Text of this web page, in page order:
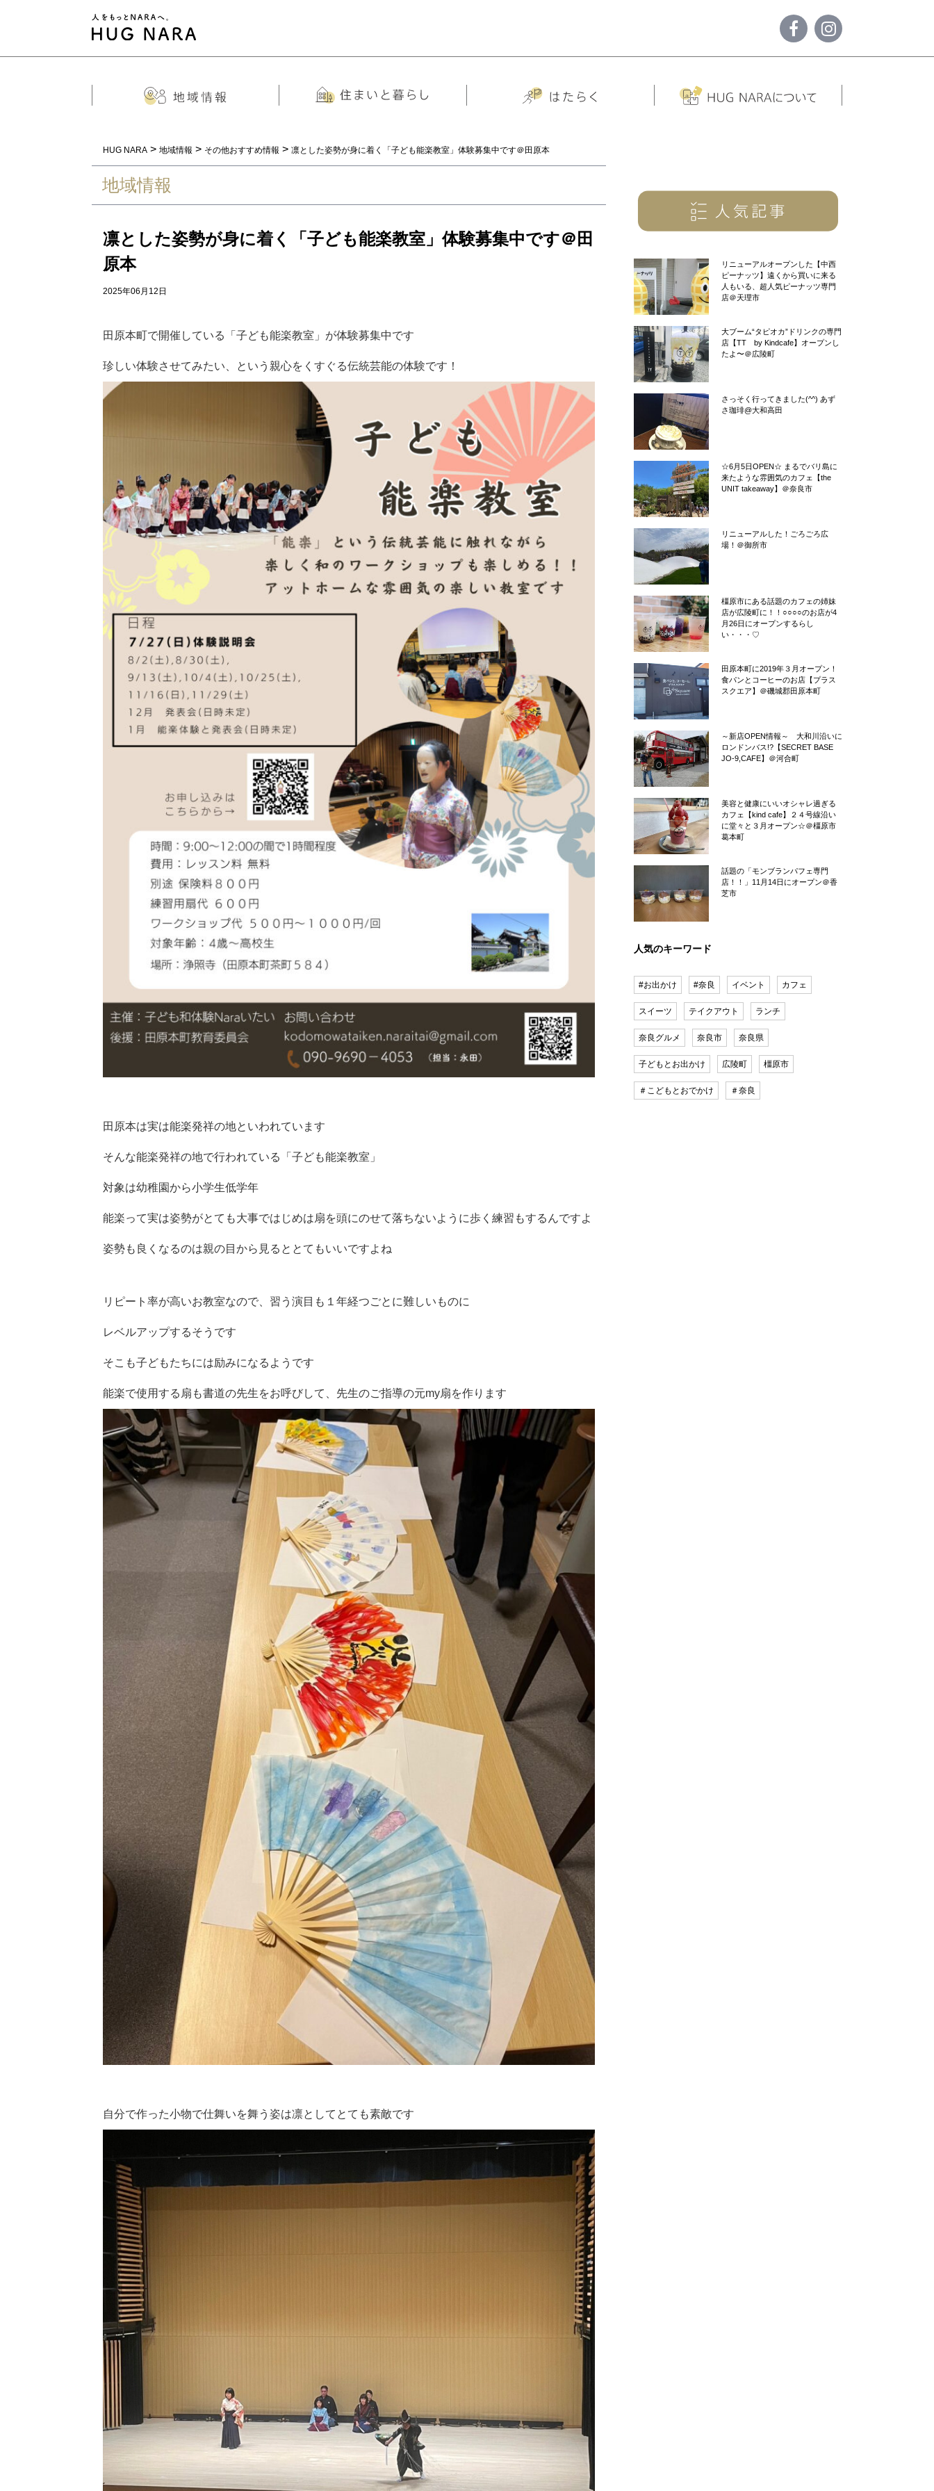
HUG NARA > 地域情報 > その他おすすめ情報 > 凛とした姿勢が身に着く「子ども能楽教室」体験募集中です＠田原本
地域情報
凛とした姿勢が身に着く「子ども能楽教室」体験募集中です＠田
原本
2025年06月12日
田原本町で開催している「子ども能楽教室」が体験募集中です
珍しい体験させてみたい、という親心をくすぐる伝統芸能の体験です！
田原本は実は能楽発祥の地といわれています
そんな能楽発祥の地で行われている「子ども能楽教室」
対象は幼稚園から小学生低学年
能楽って実は姿勢がとても大事ではじめは扇を頭にのせて落ちないように歩く練習もするんですよ
姿勢も良くなるのは親の目から見るととてもいいですよね
リピート率が高いお教室なので、習う演目も１年経つごとに難しいものに
レベルアップするそうです
そこも子どもたちには励みになるようです
能楽で使用する扇も書道の先生をお呼びして、先生のご指導の元my扇を作ります
自分で作った小物で仕舞いを舞う姿は凛としてとても素敵です
リニューアルオープンした【中西
ピーナッツ】遠くから買いに来る
人もいる、超人気ピーナッツ専門
店＠天理市
大ブーム“タピオカ”ドリンクの専門
店【TT by Kindcafe】オープンし
たよ〜＠広陵町
さっそく行ってきました(^^) あず
さ珈琲@大和高田
☆6月5日OPEN☆ まるでバリ島に
来たような雰囲気のカフェ【the
UNIT takeaway】＠奈良市
リニューアルした！ごろごろ広
場！＠御所市
橿原市にある話題のカフェの姉妹
店が広陵町に！！○○○○のお店が4
月26日にオープンするらし
い・・・♡
田原本町に2019年３月オープン！
食パンとコーヒーのお店【プラス
スクエア】＠磯城郡田原本町
～新店OPEN情報～ 大和川沿いに
ロンドンバス!?【SECRET BASE
JO-9,CAFE】＠河合町
美容と健康にいいオシャレ過ぎる
カフェ【kind cafe】２４号線沿い
に堂々と３月オープン☆＠橿原市
葛本町
話題の「モンブランパフェ専門
店！！」11月14日にオープン＠香
芝市
人気のキーワード
#お出かけ #奈良 イベント カフェ
スイーツ テイクアウト ランチ
奈良グルメ 奈良市 奈良県
子どもとお出かけ 広陵町 橿原市
＃こどもとおでかけ ＃奈良